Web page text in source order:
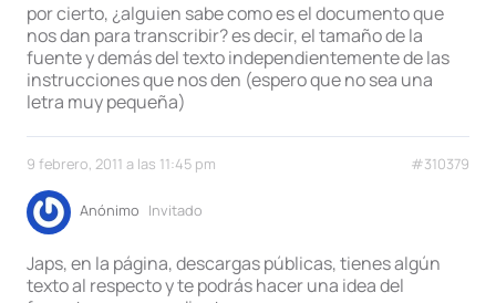
por cierto, ¿alguien sabe como es el documento que
nos dan para transcribir? es decir, el tamaño de la
fuente y demás del texto independientemente de las
instrucciones que nos den (espero que no sea una
letra muy pequeña)
9 febrero, 2011 a las 11:45 pm #310379
Anónimo Invitado
Japs, en la página, descargas públicas, tienes algún
texto al respecto y te podrás hacer una idea del